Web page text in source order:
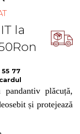
la
plăcuță,
și protejează
55 77